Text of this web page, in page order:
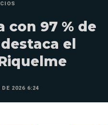
con 97 % de
el
DE 2026 6:24